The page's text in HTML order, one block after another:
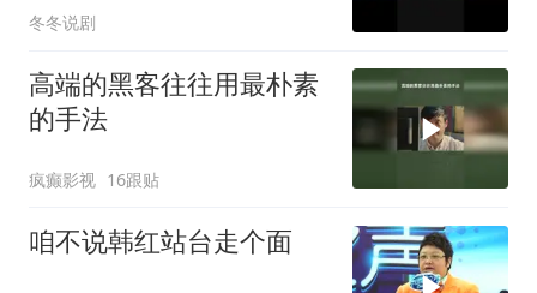
冬冬说剧
高端的黑客往往用最朴素
的手法
疯癫影视 16跟贴
咱不说韩红站台走个面